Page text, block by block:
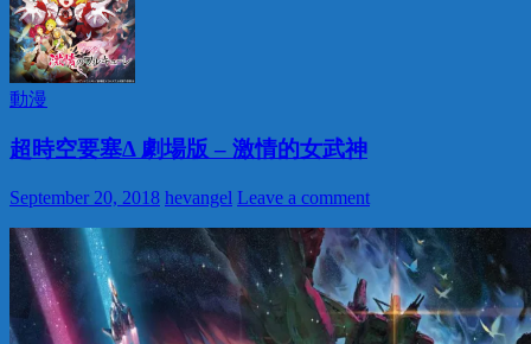
動漫
超時空要塞Δ 劇場版 – 激情的女武神
September 20, 2018 hevangel Leave a comment